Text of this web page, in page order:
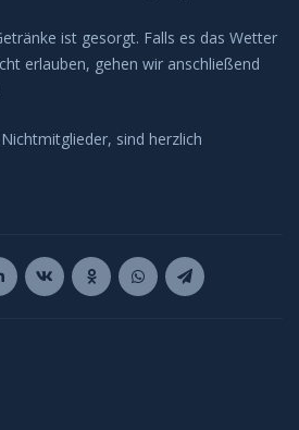
ist gesorgt. Falls es das Wetter
erlauben, gehen wir anschließend
sind herzlich